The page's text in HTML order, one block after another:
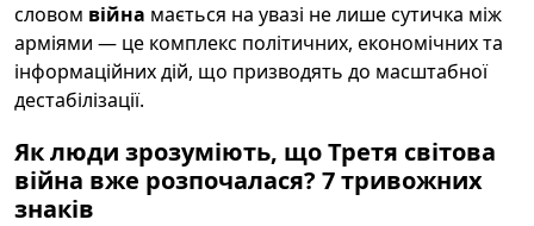
словом війна мається на увазі не лише сутичка між
арміями — це комплекс політичних, економічних та
інформаційних дій, що призводять до масштабної
дестабілізації.
Як люди зрозуміють, що Третя світова
війна вже розпочалася? 7 тривожних
знаків